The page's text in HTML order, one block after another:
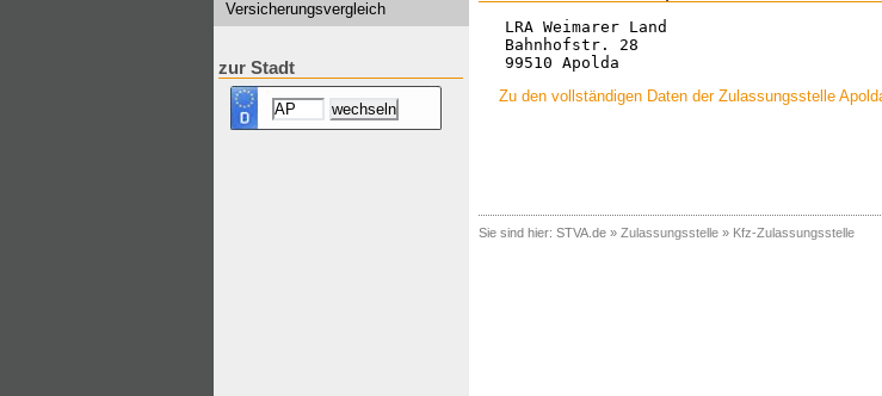
Versicherungsvergleich
zur Stadt
LRA Weimarer Land
Bahnhofstr. 28
99510 Apolda
Zu den vollständigen Daten der Zulassungsstelle
Sie sind hier: STVA.de» Zulassungsstelle» Kfz-Zulassungsstelle